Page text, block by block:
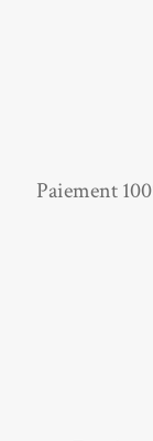
Paiement